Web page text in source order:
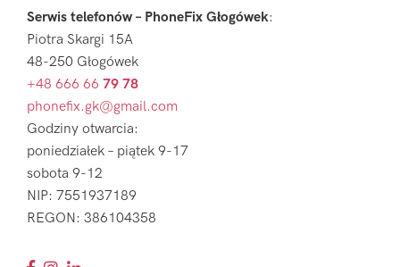
Serwis telefonów – PhoneFix Głogówek:
Piotra Skargi 15A
48-250 Głogówek
+48 666 66 79 78
phonefix.gk@gmail.com
Godziny otwarcia:
poniedziałek – piątek 9-17
sobota 9-12
NIP: 7551937189
REGON: 386104358